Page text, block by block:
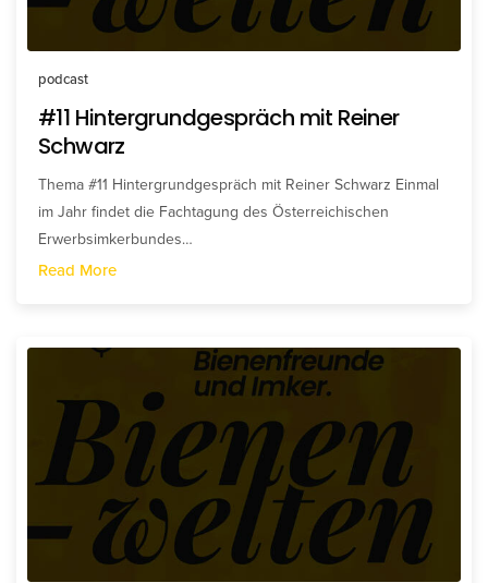
podcast
#11 Hintergrundgespräch mit Reiner
Schwarz
Thema #11 Hintergrundgespräch mit Reiner Schwarz Einmal
im Jahr findet die Fachtagung des Österreichischen
Erwerbsimkerbundes…
Read More